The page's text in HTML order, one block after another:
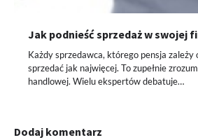
Jak podnieść sprzedaż w swojej
Każdy sprzedawca, którego pensja zależy
sprzedać jak najwięcej. To zupełnie
handlowej. Wielu ekspertów debatuje…
Dodaj komentarz